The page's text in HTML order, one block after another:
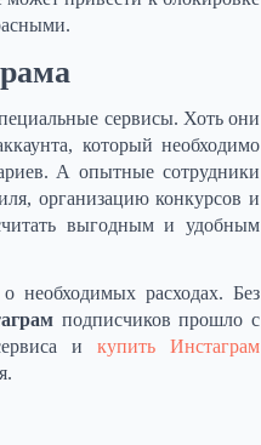
сервисы. Хоть они
который необходимо
А опытные сотрудники
организацию конкурсов и
выгодным и удобным
необходимых расходах. Без
подписчиков прошло с
и купить Инстаграм